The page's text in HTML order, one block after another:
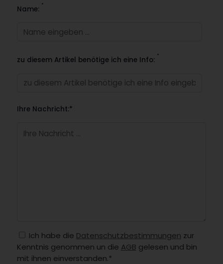
Name: *
zu diesem Artikel benötige ich eine Info: *
Ihre Nachricht:*
Ich habe die Datenschutzbestimmungen zur
Kenntnis genommen un die AGB gelesen und bin
mit ihnen einverstanden.*